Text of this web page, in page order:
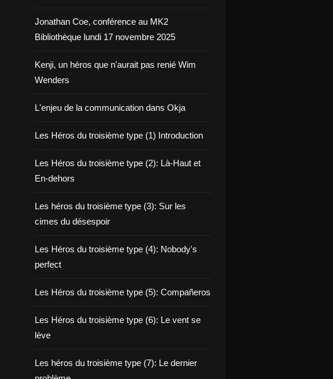
Jonathan Coe, conférence au MK2
Bibliothèque lundi 17 novembre 2025
Kenji, un héros que n'aurait pas renié Wim
Wenders
L'enjeu de la communication dans Okja
Les Héros du troisième type (1) Introduction
Les Héros du troisième type (2): Là-Haut et
En-dehors
Les héros du troisième type (3): Sur les
cimes du désespoir
Les Héros du troisième type (4): Nobody's
perfect
Les Héros du troisième type (5): Compañeros
Les Héros du troisième type (6): Le vent se
lève
Les héros du troisième type (7): Le dernier